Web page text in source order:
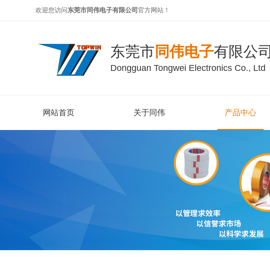
欢迎您访问东莞市同伟电子有限公司 官方网站！
东莞市 同伟电子有限公司
Dongguan Tongwei Electronics Co., Ltd
网站首页 关于同伟 产品中心